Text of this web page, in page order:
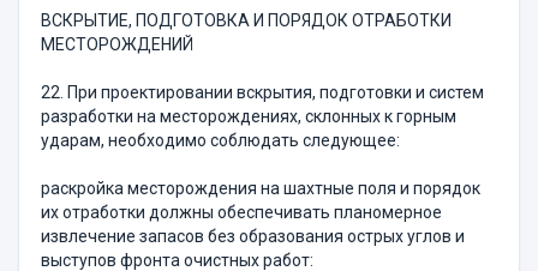
ВСКРЫТИЕ, ПОДГОТОВКА И ПОРЯДОК ОТРАБОТКИ
МЕСТОРОЖДЕНИЙ
22. При проектировании вскрытия, подготовки и систем
разработки на месторождениях, склонных к горным
ударам, необходимо соблюдать следующее:
раскройка месторождения на шахтные поля и порядок
их отработки должны обеспечивать планомерное
извлечение запасов без образования острых углов и
выступов фронта очистных работ: